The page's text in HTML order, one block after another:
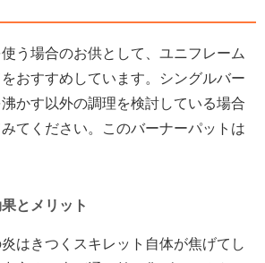
う場合のお供として、ユニフレーム
おすすめしています。シングルバー
かす以外の調理を検討している場合
てください。このバーナーパットは
とメリット
はきつくスキレット自体が焦げてし